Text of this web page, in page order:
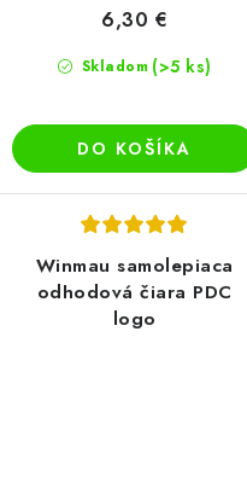
Skladom (>5 ks)
6,30 €
DO KOŠÍKA
Winmau samolepiaca
odhodová čiara PDC
logo